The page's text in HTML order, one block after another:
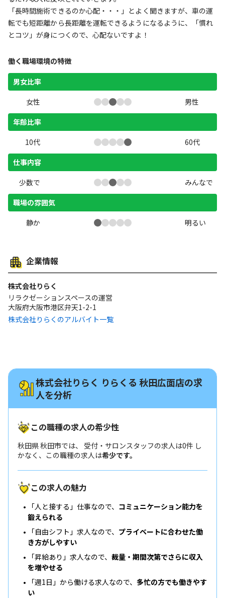
「長時間施術できるのか心配・・・」とよく聞きますが、車の運
転でも短距離から長距離を運転できるようになるように、「慣れ
とコツ」が身につくので、心配ないですよ！
働く職場環境の特徴
男女比率
女性
男性
年齢比率
10代
60代
仕事内容
少数で
みんなで
職場の雰囲気
静か
明るい
企業情報
株式会社りらく
リラクゼーションスペースの運営
大阪府大阪市港区弁天1-2-1
株式会社りらくのアルバイト一覧
株式会社りらく りらくる 秋田広面店の求
人を分析
この職種の求人の希少性
秋田県 秋田市では、 受付・サロンスタッフの求人は0件 し
かなく、この職種の求人は希少です。
この求人の魅力
「人と接する」仕事なので、 コミュニケーション能力を
鍛えられる
「自由シフト」求人なので、 プライベートに合わせた働
き方がしやすい
「昇給あり」求人なので、 裁量・期間次第でさらに収入
を増やせる
「週1日」から働ける求人なので、 多忙の方でも働きやす
い